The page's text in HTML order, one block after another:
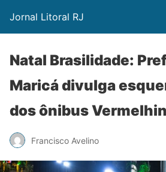
Jornal Litoral RJ
Natal Brasilidade:
Maricá divulga
dos ônibus
Francisco Avelino